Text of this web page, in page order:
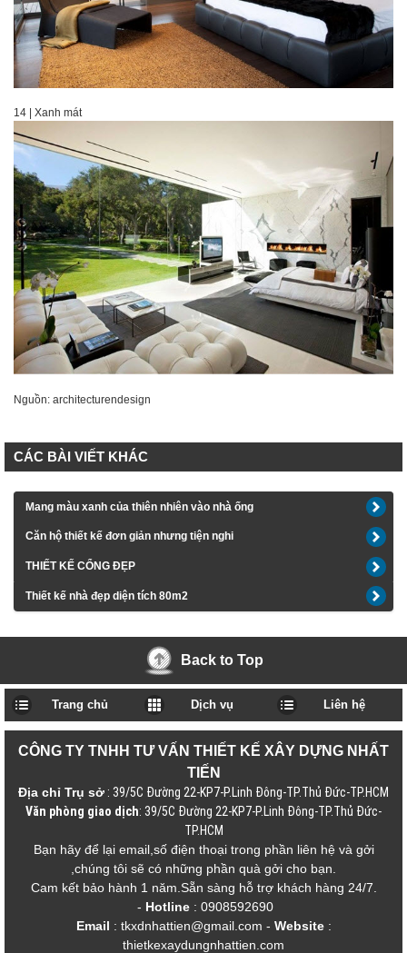
14 | Xanh mát
Nguồn: architecturendesign
CÁC BÀI VIẾT KHÁC
Mang màu xanh của thiên nhiên vào nhà ống
Căn hộ thiết kế đơn giản nhưng tiện nghi
THIẾT KẾ CỔNG ĐẸP
Thiết kế nhà đẹp diện tích 80m2
Back to Top
Trang chủ Dịch vụ Liên hệ
CÔNG TY TNHH TƯ VẤN THIẾT KẾ XÂY DỰNG NHẤT
TIẾN
Địa chỉ Trụ sở : 39/5C Đường 22-KP7-P.Linh Đông-TP.Thủ Đức-TP.HCM
Văn phòng giao dịch: 39/5C Đường 22-KP7-P.Linh Đông-TP.Thủ Đức-
TP.HCM
Bạn hãy để lại email,số điện thoại trong phần liên hệ và gởi
,chúng tôi sẽ có những phần quà gởi cho bạn.
Cam kết bảo hành 1 năm.Sẵn sàng hỗ trợ khách hàng 24/7.
- Hotline : 0908592690
Email : tkxdnhattien@gmail.com - Website:
thietkexaydungnhattien.com